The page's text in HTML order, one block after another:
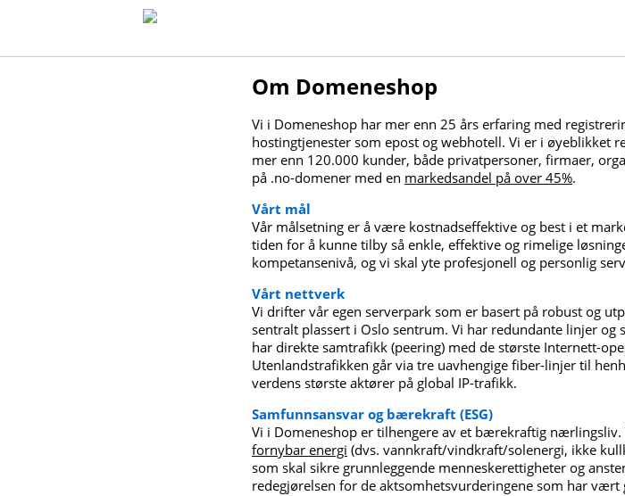
Om Domeneshop
Vi i Domeneshop har mer enn 25 års erfaring med
hostingtjenester som epost og webhotell. Vi er i øyeblikket
mer enn 120.000 kunder, både privatpersoner, firmaer,
på .no-domener med en markedsandel på over 45%.
Vårt mål
Vår målsetning er å være kostnadseffektive og best i et
tiden for å kunne tilby så enkle, effektive og rimelige
kompetansenivå, og vi skal yte profesjonell og personlig
Vårt nettverk
Vi drifter vår egen serverpark som er basert på robust og
sentralt plassert i Oslo sentrum. Vi har redundante linjer og
har direkte samtrafikk (peering) med de største Internett-
Utenlandstrafikken går via tre uavhengige fiber-linjer til
verdens største aktører på global IP-trafikk.
Samfunnsansvar og bærekraft (ESG)
Vi i Domeneshop er tilhengere av et bærekraftig
fornybar energi (dvs. vannkraft/vindkraft/solenergi, ikke
som skal sikre grunnleggende menneskerettigheter og
redegjørelsen for de aktsomhetsvurderingene som har vært